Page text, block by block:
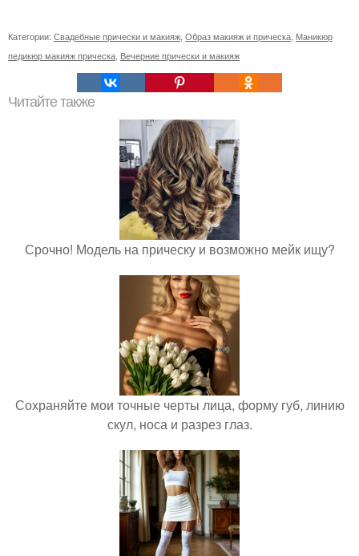
Категории: Свадебные прически и макияж Образ макияж и прическа Маникюр
педикюр макияж прическа Вечерние прически и макияж
Читайте также
Срочно! Модель на прическу и возможно мейк ищу?
Сохраняйте мои точные черты лица, форму губ, линию
скул, носа и разрез глаз.